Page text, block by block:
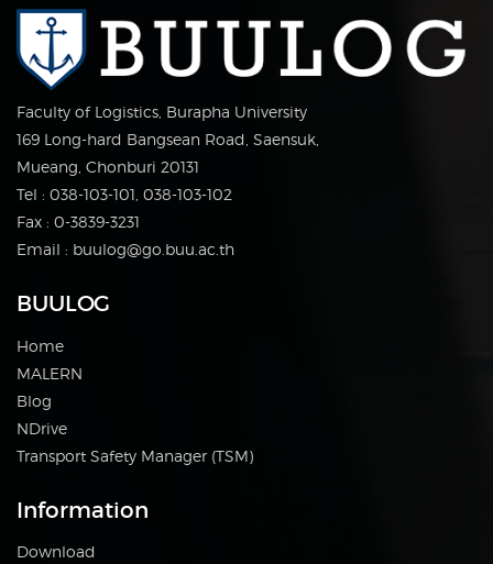
Faculty of Logistics, Burapha University
169 Long-hard Bangsean Road, Saensuk,
Mueang, Chonburi 20131
Tel : 038-103-101, 038-103-102
Fax : 0-3839-3231
Email : buulog@go.buu.ac.th
BUULOG
Home
MALERN
Blog
NDrive
Transport Safety Manager (TSM)
Information
Download